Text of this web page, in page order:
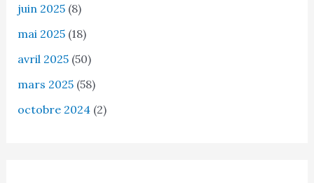
juin 2025(8)
mai 2025(18)
avril 2025(50)
mars 2025(58)
octobre 2024(2)